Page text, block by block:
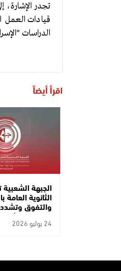
تجدر
قيادات
الدراسات
اقرأ أيضاً
الجبهة
الثانوية العامة
والتفوق
مسيرتهم
تحويل التعليم
24 يوليو 2026